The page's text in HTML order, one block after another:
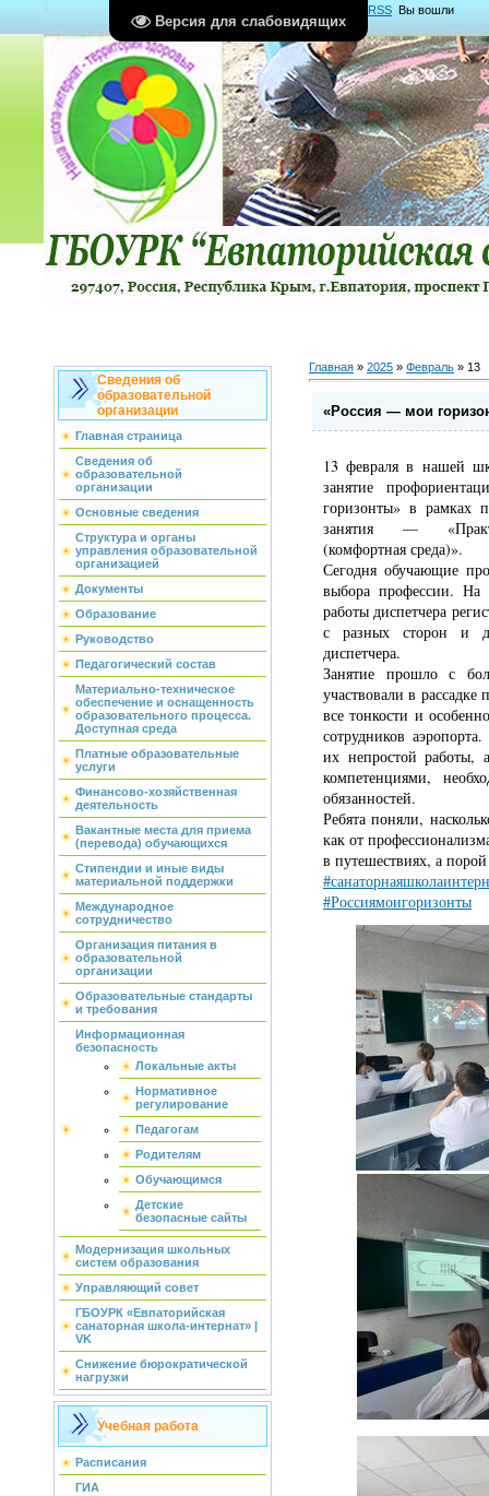
Версия для слабовидящих
RSS Вы вошли
какГость Группа "Гости"
Сведения об
образовательной
организации
Главная страница
Сведения об
образовательной
организации
Основные сведения
Структура и органы
управления образовательной
организацией
Документы
Образование
Руководство
Педагогический состав
Материально-техническое
обеспечение и оснащенность
образовательного процесса.
Доступная среда
Платные образовательные
услуги
Финансово-хозяйственная
деятельность
Вакантные места для приема
(перевода) обучающихся
Стипендии и иные виды
материальной поддержки
Международное
сотрудничество
Организация питания в
образовательной
организации
Образовательные стандарты
и требования
Информационная
безопасность
Локальные акты
Нормативное
регулирование
Педагогам
Родителям
Обучающимся
Детские
безопасные сайты
Модернизация школьных
систем образования
Управляющий совет
ГБОУРК «Евпаторийская
санаторная школа-интернат» |
VK
Снижение бюрократической
нагрузки
Учебная работа
Расписания
ГИА
Главная » 2025 » Февраль » 13
«Россия — мои
13 февраля в нашей
занятие
горизонты» в рамках
занятия —
(комфортная среда)».
Сегодня обучающие
выбора профессии. На
работы диспетчера
с разных сторон и
диспетчера.
Занятие прошло с
участвовали в рассадке
все тонкости и
сотрудников
их непростой работы,
компетенциями,
обязанностей.
Ребята поняли,
как от
в путешествиях, а
#Россиямоигоризонты